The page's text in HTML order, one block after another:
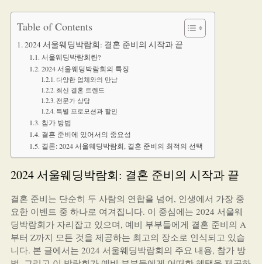
Table of Contents
2024 서울웨딩박람회: 결혼 준비의 시작과 끝
서울웨딩박람회란?
2024 서울웨딩박람회의 특징
다양한 업체와의 만남
최신 결혼 트렌드
전문가 상담
특별 프로모션과 할인
참가 방법
결혼 준비에 있어서의 중요성
결론: 2024 서울웨딩박람회, 결혼 준비의 최적의 선택
2024 서울웨딩박람회: 결혼 준비의 시작과 끝
결혼 준비는 단순히 두 사람의 연합을 넘어, 인생에서 가장 중
요한 이벤트 중 하나로 여겨집니다. 이 중심에는 2024 서울웨
딩박람회가 자리잡고 있으며, 예비 부부들에게 결혼 준비의 A
부터 Z까지 모든 것을 제공하는 최고의 장소로 인식되고 있습
니다. 본 글에서는 2024 서울웨딩박람회의 주요 내용, 참가 방